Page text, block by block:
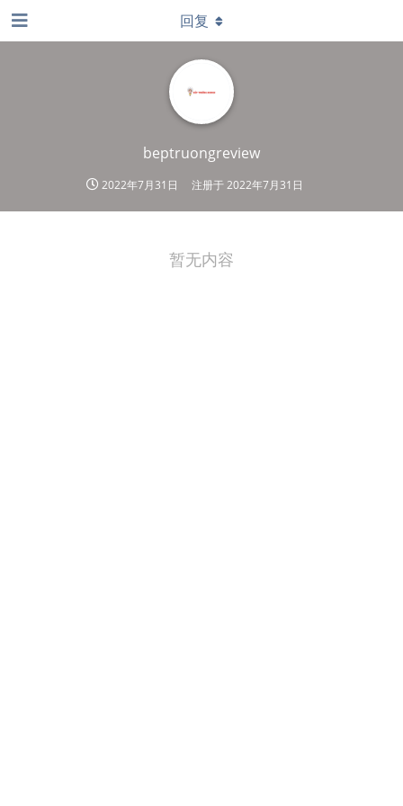
beptruongreview
2022年7月31日 注册于2022年7月31日
回复
暂无内容